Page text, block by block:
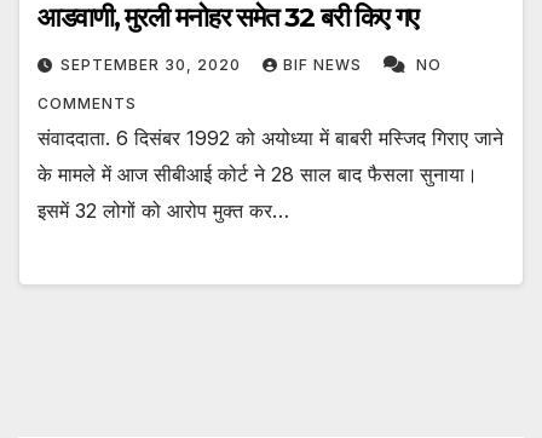
आडवाणी, मुरली मनोहर समेत 32 बरी किए गए
SEPTEMBER 30, 2020 BIF NEWS NO
COMMENTS
संवाददाता. 6 दिसंबर 1992 को अयोध्या में बाबरी मस्जिद गिराए जाने
के मामले में आज सीबीआई कोर्ट ने 28 साल बाद फैसला सुनाया।
इसमें 32 लोगों को आरोप मुक्त कर…